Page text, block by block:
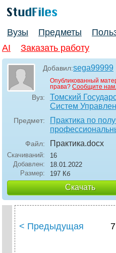
Вузы Предметы
AI
Заказать работу
Добавил:sega99999
Опубликованный
права? Сообщите нам.
Вуз:
Томский
Систем
Предмет:
Практика по
Файл: Практика.docx
Скачиваний:
16
Добавлен:
18.01.2022
Размер:
197 Кб
Скачать
< Предыдущая